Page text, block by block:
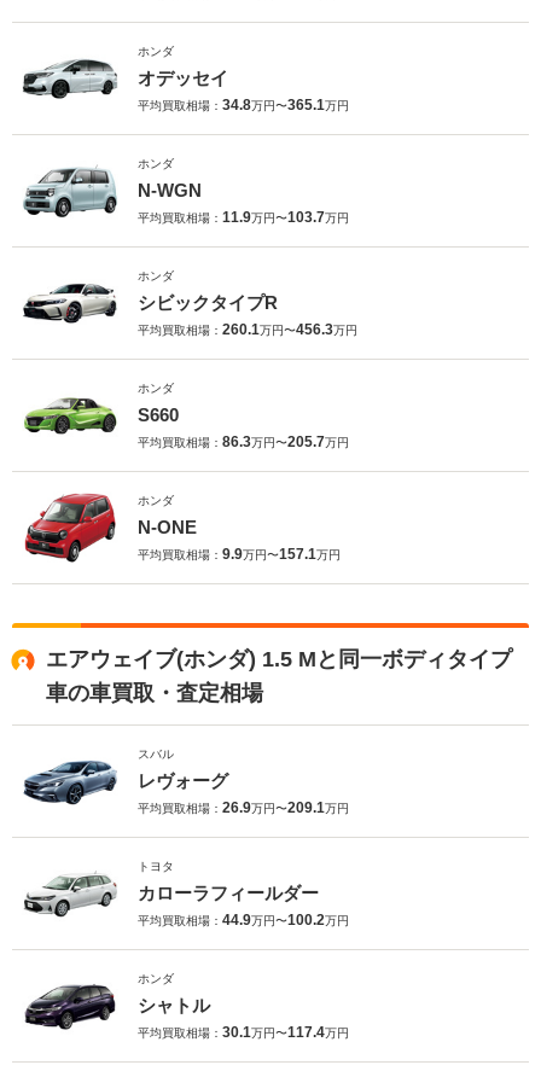
ホンダ
オデッセイ
平均買取相場： 34.8万円〜365.1万円
ホンダ
N-WGN
平均買取相場： 11.9万円〜103.7万円
ホンダ
シビックタイプR
平均買取相場： 260.1万円〜456.3万円
ホンダ
S660
平均買取相場： 86.3万円〜205.7万円
ホンダ
N-ONE
平均買取相場： 9.9万円〜157.1万円
エアウェイブ(ホンダ) 1.5 Mと同一ボディタイプ
車の車買取・査定相場
スバル
レヴォーグ
平均買取相場： 26.9万円〜209.1万円
トヨタ
カローラフィールダー
平均買取相場： 44.9万円〜100.2万円
ホンダ
シャトル
平均買取相場： 30.1万円〜117.4万円